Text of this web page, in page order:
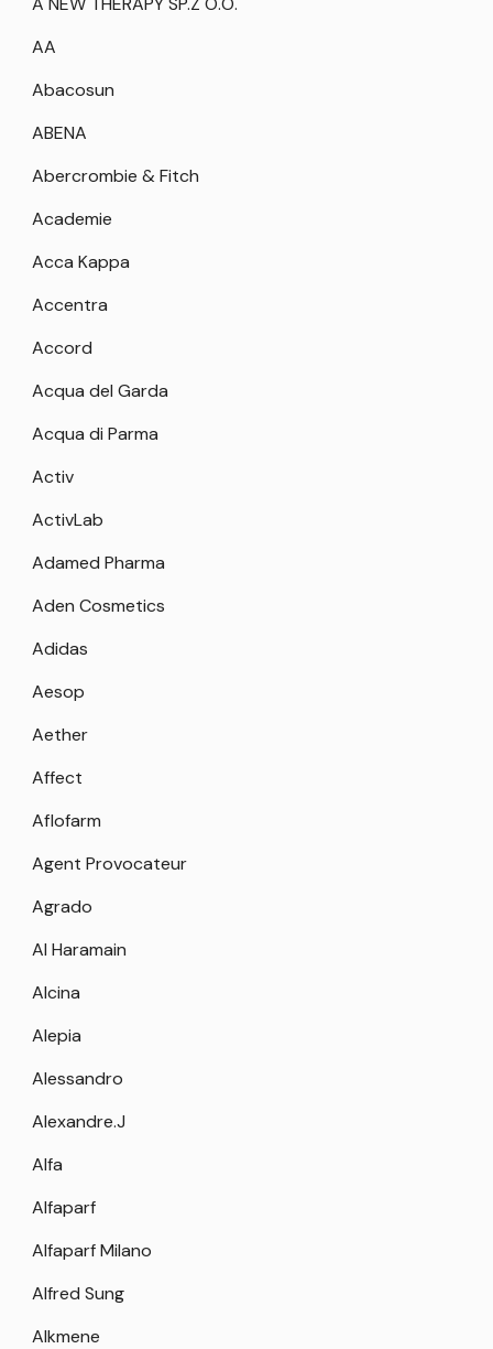
AA
Abacosun
ABENA
Abercrombie & Fitch
Academie
Acca Kappa
Accentra
Accord
Acqua del Garda
Acqua di Parma
Activ
ActivLab
Adamed Pharma
Aden Cosmetics
Adidas
Aesop
Aether
Affect
Aflofarm
Agent Provocateur
Agrado
Al Haramain
Alcina
Alepia
Alessandro
Alexandre.J
Alfa
Alfaparf
Alfaparf Milano
Alfred Sung
Alkmene